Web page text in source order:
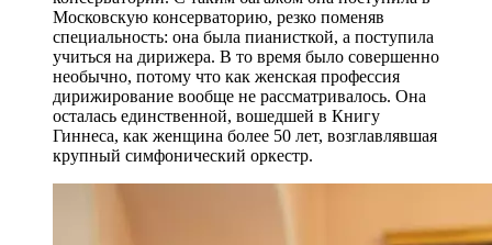
Московскую консерваторию, резко поменяв
специальность: она была пианисткой, а поступила
учиться на дирижера. В то время было совершенно
необычно, потому что как женская профессия
дирижирование вообще не рассматривалось. Она
осталась единственной, вошедшей в Книгу
Гиннеса, как женщина более 50 лет, возглавлявшая
крупный симфонический оркестр.